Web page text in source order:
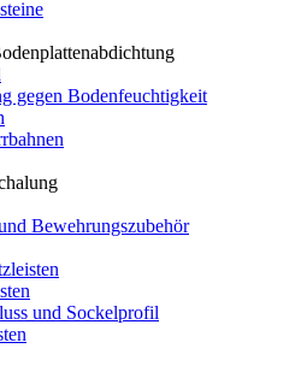
gegen Bodenfeuchtigkeit
Bewehrungszubehör
und Sockelprofil